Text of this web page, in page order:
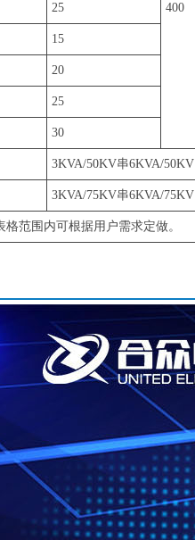
400
25
15
20
25
30
3KVA/50KV串6KVA/50KV
3KVA/75KV串6KVA/75KV
格范围内可根据用户需求定做。